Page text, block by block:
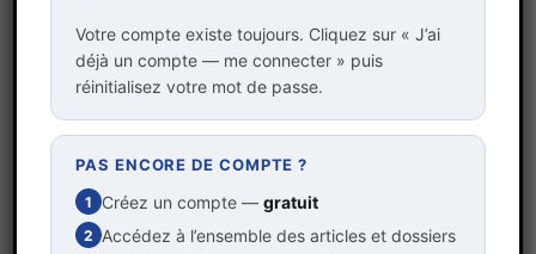
Auteur / autrice
Votre compte existe toujours. Cliquez sur « J’ai
déjà un compte — me connecter » puis
réinitialisez votre mot de passe.
PAS ENCORE DE COMPTE ?
1 Créez un compte —gratuit
2 Accédez à l’ensemble des articles et dossiers